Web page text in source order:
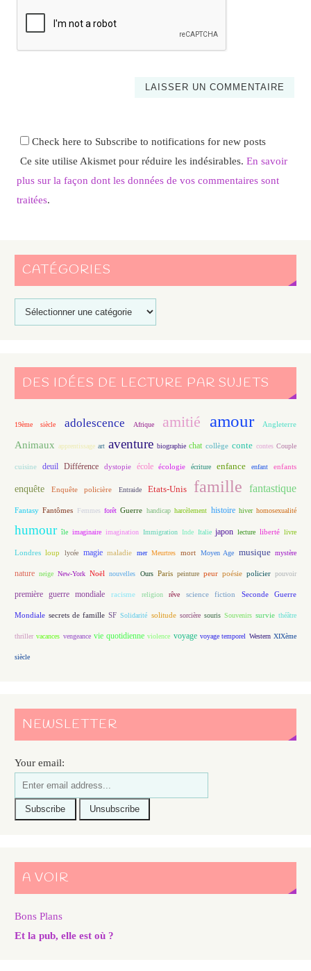
Check here to Subscribe to notifications for new posts
Ce site utilise Akismet pour réduire les indésirables. En savoir
plus sur la façon dont les données de vos commentaires sont
traitées.
CATÉGORIES
DES IDÉES DE LECTURE PAR SUJETS
19ème siècle adolescence Afrique amitié amour Angleterre
Animaux apprentissage art aventure biographie chat collège conte contes Couple
cuisine deuil Différence dystopie école écologie écriture enfance enfant enfants
enquête Enquête policière Entraide Etats-Unis famille fantastique
Fantasy Fantômes Femmes forêt Guerre handicap harcèlement histoire hiver homosexualité
humour île imaginaire imagination Immigration Inde Italie japon lecture liberté livre
Londres loup lycée magie maladie mer Meurtres mort Moyen Age musique mystère
nature neige New-York Noël nouvelles Ours Paris peinture peur poésie policier pouvoir
première guerre mondiale racisme religion rêve science fiction Seconde Guerre
Mondiale secrets de famille SF Solidarité solitude sorcière souris Souvenirs survie théâtre
thriller vacances vengeance vie quotidienne violence voyage voyage temporel Western XIXème
siècle
NEWSLETTER
Your email:
A VOIR
Bons Plans
Et la pub, elle est où ?